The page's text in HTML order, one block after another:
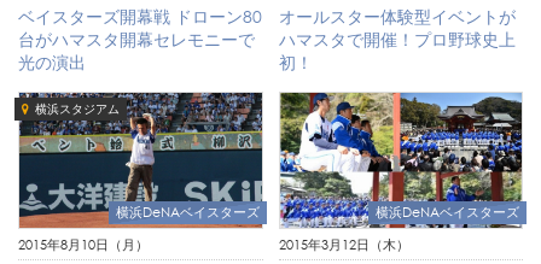
ベイスターズ開幕戦 ドローン80
台がハマスタ開幕セレモニーで
光の演出
オールスター体験型イベントが
ハマスタで開催！プロ野球史上
初！
横浜スタジアム
横浜DeNAベイスターズ
2015年8月10日（月）
横浜DeNAベイスターズ
2015年3月12日（木）